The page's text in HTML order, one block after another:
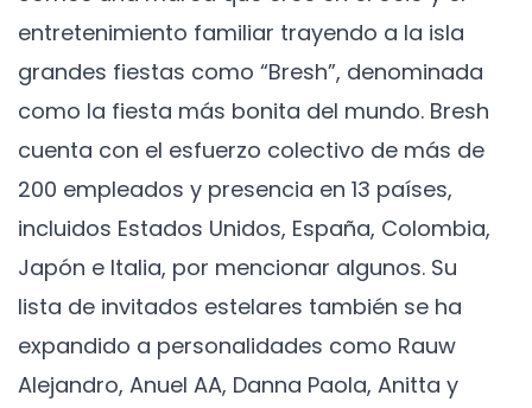
entretenimiento familiar trayendo a la isla
grandes fiestas como “Bresh”, denominada
como la fiesta más bonita del mundo. Bresh
cuenta con el esfuerzo colectivo de más de
200 empleados y presencia en 13 países,
incluidos Estados Unidos, España, Colombia,
Japón e Italia, por mencionar algunos. Su
lista de invitados estelares también se ha
expandido a personalidades como Rauw
Alejandro, Anuel AA, Danna Paola, Anitta y